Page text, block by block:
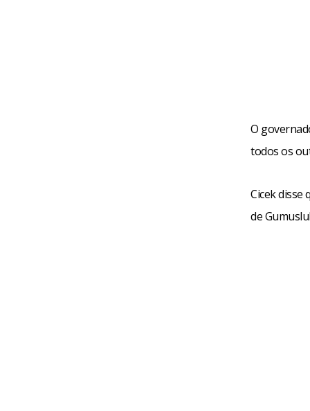
O
todos os
Cicek disse
de